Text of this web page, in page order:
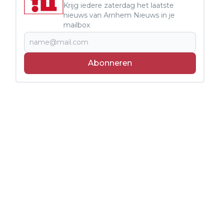
Krijg iedere zaterdag het laatste
nieuws van Arnhem Nieuws in je
mailbox
Abonneren